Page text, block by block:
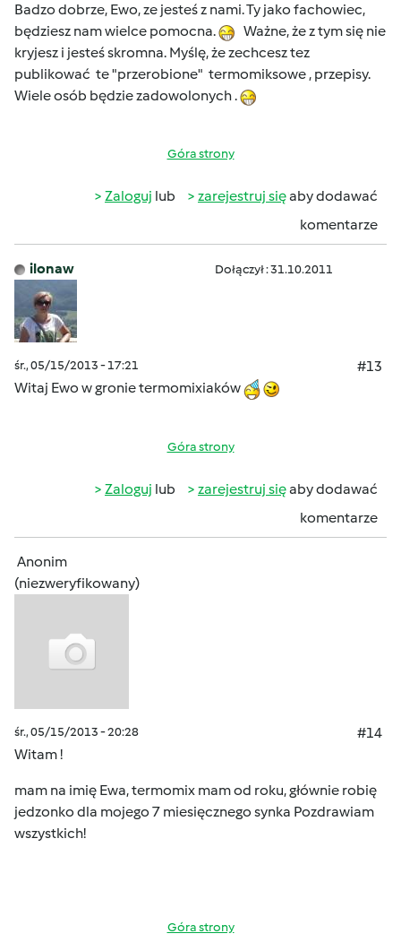
Badzo dobrze, Ewo, ze jesteś z nami. Ty jako fachowiec,
będziesz nam wielce pomocna.
Ważne, że z tym się nie
kryjesz i jesteś skromna. Myślę, że zechcesz tez
publikować te "przerobione" termomiksowe , przepisy.
Wiele osób będzie zadowolonych .
Góra strony
Zaloguj lub zarejestruj sięaby dodawać
komentarze
ilonaw Dołączył : 31.10.2011
śr., 05/15/2013 - 17:21
#13
Witaj Ewo w gronie termomixiaków
Góra strony
Zaloguj lub zarejestruj sięaby dodawać
komentarze
Anonim
(niezweryfikowany)
śr., 05/15/2013 - 20:28
#14
Witam !
mam na imię Ewa, termomix mam od roku, głównie robię
jedzonko dla mojego 7 miesięcznego synka Pozdrawiam
wszystkich!
Góra strony